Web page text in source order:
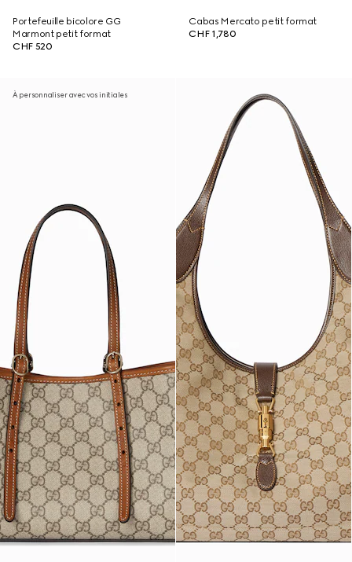
Portefeuille bicolore GG
Marmont petit format
CHF 520
Cabas Mercato petit format
CHF 1,780
À personnaliser avec vos initiales